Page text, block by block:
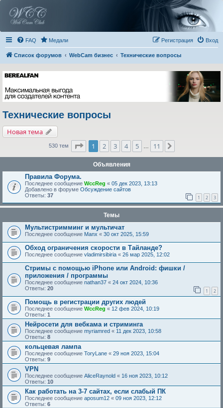
FAQ Медали Вход
Регистрация
Список форумов WebCam бизнес Технические вопросы
Технические вопросы
Новая тема
530 тем Страница1 из
1 2 3 4 5 11
Объявления
Правила Форума.
Последнее сообщение WccReg « 05 дек 2023, 13:13
Добавлено в форуме Обсуждение сайтов
Ответы: 37 1 2 3
Темы
Мультистримминг и мультичат
Последнее сообщение Manx « 30 окт 2025, 15:59
Обход ограничения скорости в Тайланде?
Последнее сообщение vladimirsibiria « 26 мар 2025, 12:02
Стримы с помощью iPhone или Android: фишки /
приложения / программы
Последнее сообщение nathan37 « 24 окт 2024, 10:36
Ответы: 20 1 2
Помощь в регистрации других людей
Последнее сообщение WccReg « 12 фев 2024, 10:19
Ответы: 1
Нейросети для вебкама и стриминга
Последнее сообщение myriamred « 11 дек 2023, 10:58
Ответы: 8
кольцевая лампа
Последнее сообщение ToryLane « 29 ноя 2023, 15:04
Ответы: 9
VPN
Последнее сообщение AliceRaynold « 16 ноя 2023, 10:12
Ответы: 10
Как работать на 3-7 сайтах, если слабый ПК
Последнее сообщение aposum12 « 09 ноя 2023, 12:12
Ответы: 6